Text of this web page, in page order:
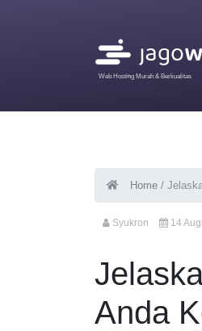
Web Hosting Murah & Berkualitas
Home /
Syukron 14
Anda